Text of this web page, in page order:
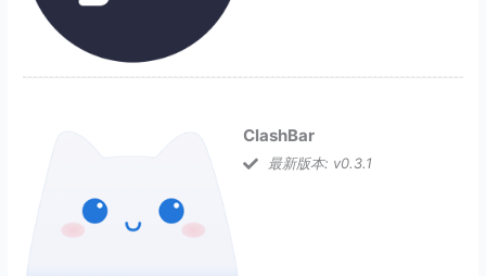
ClashBar
最新版本: v0.3.1